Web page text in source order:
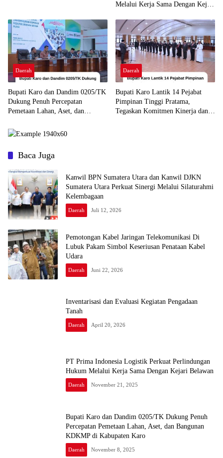
Melalui Kerja Sama Dengan Kejari
Daerah
Bupati Karo dan Dandim 0205/TK
Dukung Penuh Percepatan
Pemetaan Lahan, Aset, dan
Karo
Daerah
Bupati Karo Lantik 14 Pejabat
Pimpinan Tinggi Pratama,
Tegaskan Komitmen Kinerja dan
Baca Juga
Kanwil BPN Sumatera Utara dan Kanwil DJKN
Sumatera Utara Perkuat Sinergi Melalui Silaturahmi
Kelembagaan
Daerah Juli 12, 2026
Pemotongan Kabel Jaringan Telekomunikasi Di
Lubuk Pakam Simbol Keseriusan Penataan Kabel
Udara
Daerah Juni 22, 2026
Inventarisasi dan Evaluasi Kegiatan Pengadaan
Tanah
Daerah April 20, 2026
PT Prima Indonesia Logistik Perkuat Perlindungan
Hukum Melalui Kerja Sama Dengan Kejari Belawan
Daerah November 21, 2025
Bupati Karo dan Dandim 0205/TK Dukung Penuh
Percepatan Pemetaan Lahan, Aset, dan Bangunan
KDKMP di Kabupaten Karo
Daerah November 8, 2025